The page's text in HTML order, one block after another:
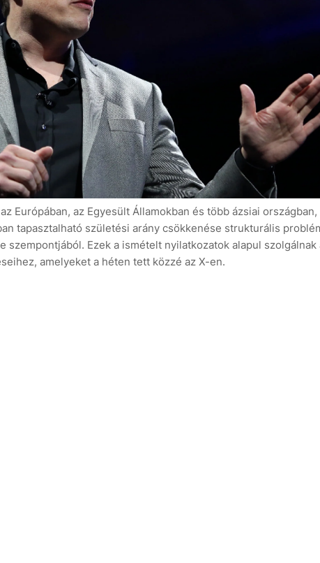
Európában, az Egyesült Államokban és több ázsiai országban,
tapasztalható születési arány csökkenése strukturális
szempontjából. Ezek a ismételt nyilatkozatok alapul szolgálnak
amelyeket a héten tett közzé az X-en.